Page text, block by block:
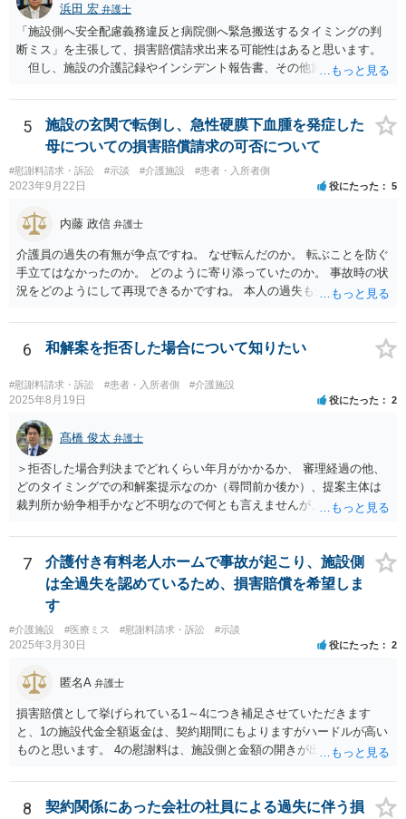
浜田 宏 弁護士
「施設側へ安全配慮義務違反と病院側へ緊急搬送するタイミングの判
断ミス」を主張して、損害賠償請求出来る可能性はあると思います。
但し、施設の介護記録やインシデント報告書、その他施設内で作成
れているのであれば消防の記録等を調査してみなければ、裁判で勝て
る可能性があるかどうかまでは判断できません。これはどの介護事
故・医療事故でも同様です。 一度弁護士にご相談の上、まずは調査
事件として依頼された方が良いと思います。
5
施設の玄関で転倒し、急性硬膜下血腫を発症した
母についての損害賠償請求の可否について
#慰謝料請求・訴訟 #示談 #介護施設 #患者・入所者側
2023年9月22日 役にたった 5
内藤 政信 弁護士
介護員の過失の有無が争点ですね。 なぜ転んだのか。 転ぶことを防ぐ
手立てはなかったのか。 どのように寄り添っていたのか。 事故時の状
況をどのようにして再現できるかですね。 本人の過失も多分に影響す
6 和解案を拒否した場合について知りたい
#慰謝料請求・訴訟 #患者・入所者側 #介護施設
2025年8月19日 役にたった 2
髙橋 俊太 弁護士
＞拒否した場合判決までどれくらい年月がかかるか、 審理経過の他、
どのタイミングでの和解案提示なのか（尋問前か後か）、提案主体は
裁判所か紛争相手かなど不明なので何とも言えませんが、通常は、結
がる可能性が高いか、 原告の主張立証により（一部）勝訴の心証を裁
判官が抱いており、その上での裁判所案であれば、下がる可能性は必
ずしも高くはないと思います。 ＞またこの段階で弁護士を変えること
は可能か 可能ではありますが、実益があるかどうかについては十分に
検討した方がよいでしょう。
7
介護付き有料老人ホームで事故が起こり、施設側
は全過失を認めているため、損害賠償を希望しま
す
#介護施設 #医療ミス #慰謝料請求・訴訟 #示談
2025年3月30日 役にたった 2
匿名A 弁護士
損害賠償として挙げられている1～4につき補足させていただきます
と、1の施設代金全額返金は、契約期間にもよりますがハードルが高い
ものと思います。 4の慰謝料は、施設側と金額の開きが出やすい部分
付添にかかる費用も請求額に含めるべきかと思います。
8
契約関係にあった会社の社員による過失に伴う損